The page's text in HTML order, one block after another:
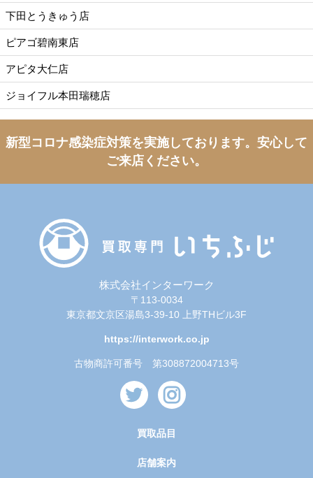
下田とうきゅう店
ピアゴ碧南東店
アピタ大仁店
ジョイフル本田瑞穂店
新型コロナ感染症対策を実施しております。 安心して
ご来店ください。
株式会社インターワーク
〒113-0034
東京都文京区湯島3-39-10 上野THビル3F
https://interwork.co.jp
古物商許可番号 第308872004713号
買取品目
店舗案内